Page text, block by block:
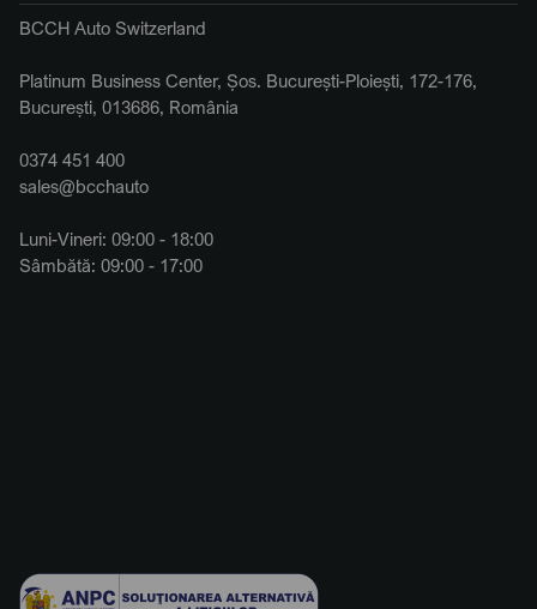
BCCH Auto Switzerland
Platinum Business Center, Șos. București-Ploiești, 172-176,
București, 013686, România
0374 451 400
sales@bcchauto
Luni-Vineri: 09:00 - 18:00
Sâmbătă: 09:00 - 17:00